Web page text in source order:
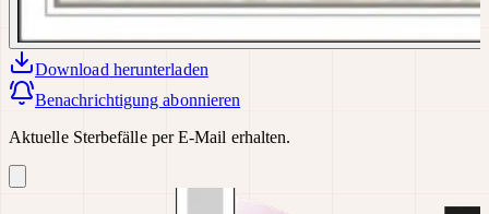
Download herunterladen
Benachrichtigung abonnieren
Aktuelle Sterbefälle per E-Mail erhalten.